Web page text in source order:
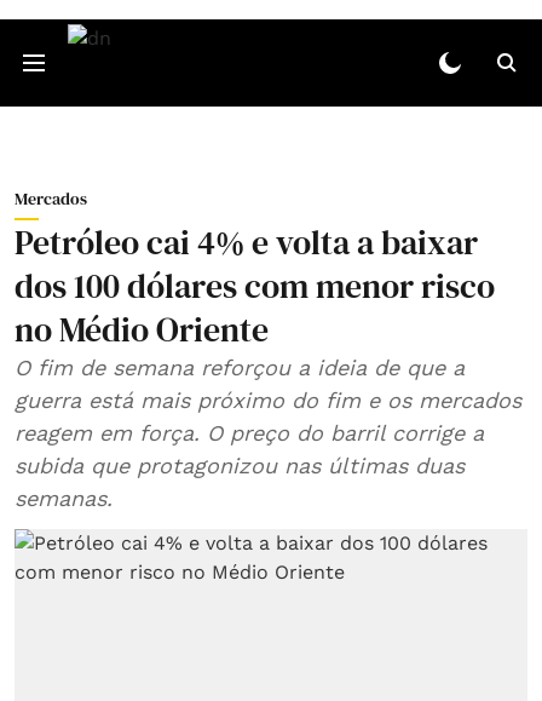
Mercados
Petróleo cai 4% e volta a baixar
dos 100 dólares com menor risco
no Médio Oriente
O fim de semana reforçou a ideia de que a
guerra está mais próximo do fim e os mercados
reagem em força. O preço do barril corrige a
subida que protagonizou nas últimas duas
semanas.